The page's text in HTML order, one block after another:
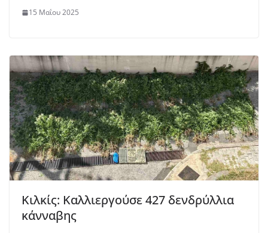
15 Μαΐου 2025
Κιλκίς: Καλλιεργούσε 427 δενδρύλλια
κάνναβης